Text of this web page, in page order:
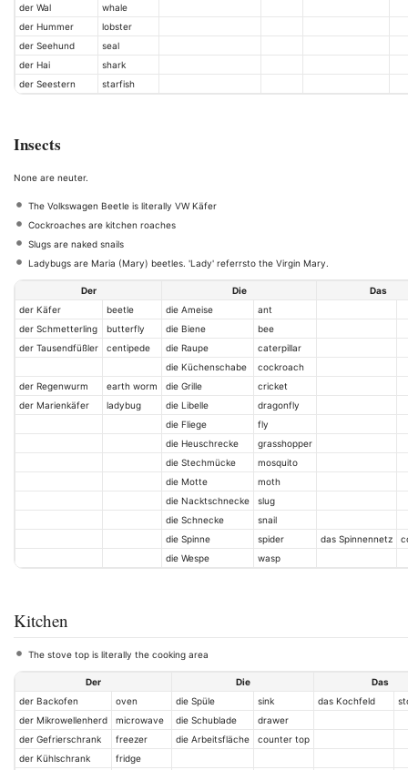
der Wal
whale
der Hummer
lobster
der Seehund
seal
der Hai
shark
der Seestern
starfish
Insects
None are neuter.
The Volkswagen Beetle is literally VW Käfer
Cockroaches are kitchen roaches
Slugs are naked snails
Ladybugs are Maria (Mary) beetles. 'Lady' referrsto the Virgin Mary.
Der Die
Das
der Käfer
beetle die Ameise
ant
der Schmetterling
butterfly die Biene
bee
der Tausendfüßler
centipede die Raupe
caterpillar
die Küchenschabe
cockroach
der Regenwurm
earth worm die Grille
cricket
der Marienkäfer
ladybug die Libelle
dragonfly
die Fliege
fly
die Heuschrecke
grasshopper
die Stechmücke
mosquito
die Motte
moth
die Nacktschnecke
slug
die Schnecke
snail
die Spinne
spider das Spinnennetz
die Wespe
wasp
Kitchen
The stove top is literally the cooking area
Der Die
Das
der Backofen
oven die Spüle sink das Kochfeld
der Mikrowellenherd
microwave die Schublade
drawer
der Gefrierschrank
freezer die Arbeitsfläche
counter top
der Kühlschrank
fridge